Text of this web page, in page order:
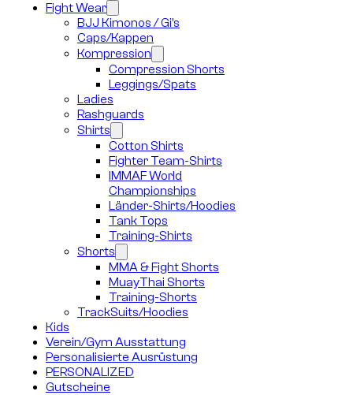
Fight Wear
BJJ Kimonos / Gi’s
Caps/Kappen
Kompression
Compression Shorts
Leggings/Spats
Ladies
Rashguards
Shirts
Cotton Shirts
Fighter Team-Shirts
IMMAF World
Championships
Länder-Shirts/Hoodies
Tank Tops
Training-Shirts
Shorts
MMA & Fight Shorts
MuayThai Shorts
Training-Shorts
TrackSuits/Hoodies
Kids
Verein/Gym Ausstattung
Personalisierte Ausrüstung
PERSONALIZED
Gutscheine